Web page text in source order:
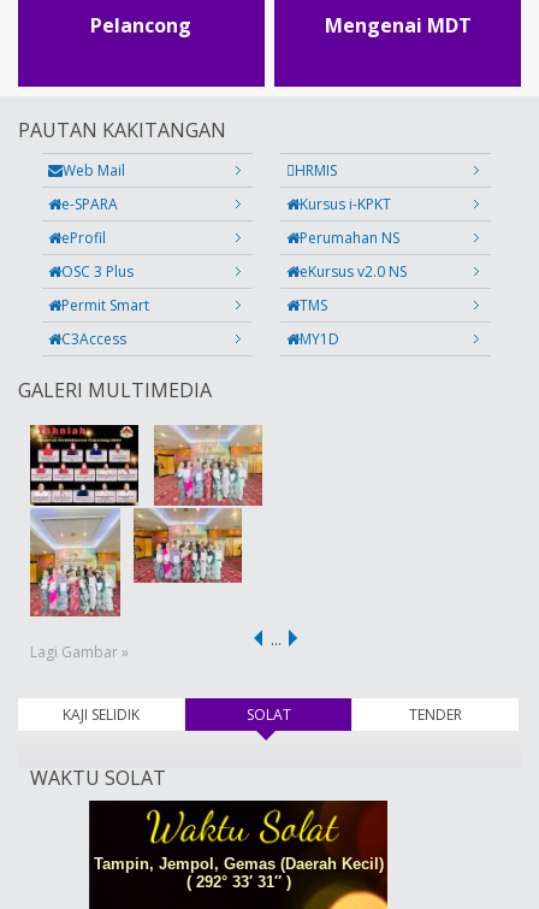
Pelancong Mengenai MDT
PAUTAN KAKITANGAN
Web Mail
HRMIS
e-SPARA
Kursus i-KPKT
eProfil
Perumahan NS
OSC 3 Plus
eKursus v2.0 NS
Permit Smart
TMS
C3Access
MY1D
GALERI MULTIMEDIA
Lagi Gambar »
…
KAJI SELIDIK SOLAT(tab aktif) TENDER
WAKTU SOLAT